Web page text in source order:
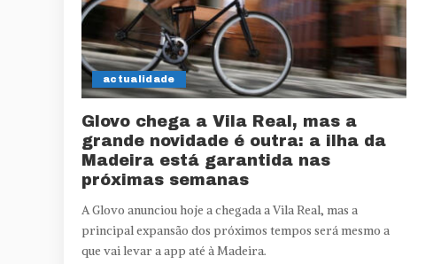
actualidade
Glovo chega a Vila Real, mas a
grande novidade é outra: a ilha da
Madeira está garantida nas
próximas semanas
A Glovo anunciou hoje a chegada a Vila Real, mas a
principal expansão dos próximos tempos será mesmo a
que vai levar a app até à Madeira.